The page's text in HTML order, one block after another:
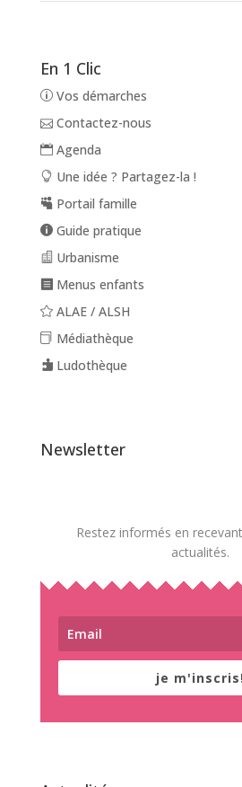
En 1 Clic
Vos démarches
Contactez-nous
Agenda
Une idée ? Partagez-la !
Portail famille
Guide pratique
Urbanisme
Menus enfants
ALAE / ALSH
Médiathèque
Ludothèque
Newsletter
Restez informés en
actualités.
je m'inscris!